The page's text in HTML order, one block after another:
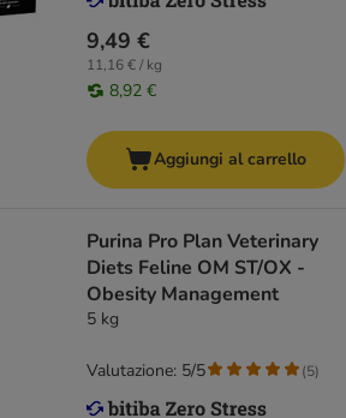
9,49 €
11,16 € / kg
8,92 €
Aggiungi al carrello
Purina Pro Plan Veterinary
Diets Feline OM ST/OX -
Obesity Management
5 kg
Valutazione: 5/5 (5)